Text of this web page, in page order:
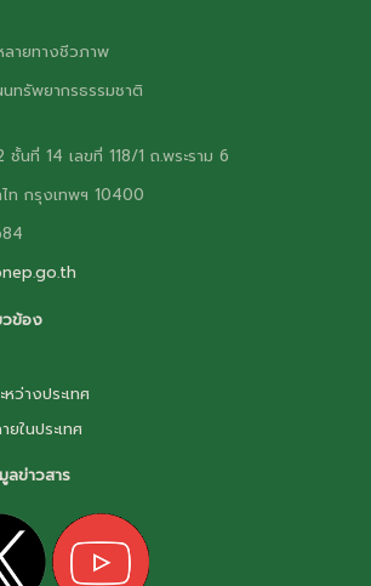
ายทางชีวภาพ
นทรัพยากรธรรมชาติ
ชั้นที่ 14 เลขที่ 118/1 ถ.พระราม 6
กรุงเทพฯ 10400
ข้อง
ว่างประเทศ
ในประเทศ
ข่าวสาร